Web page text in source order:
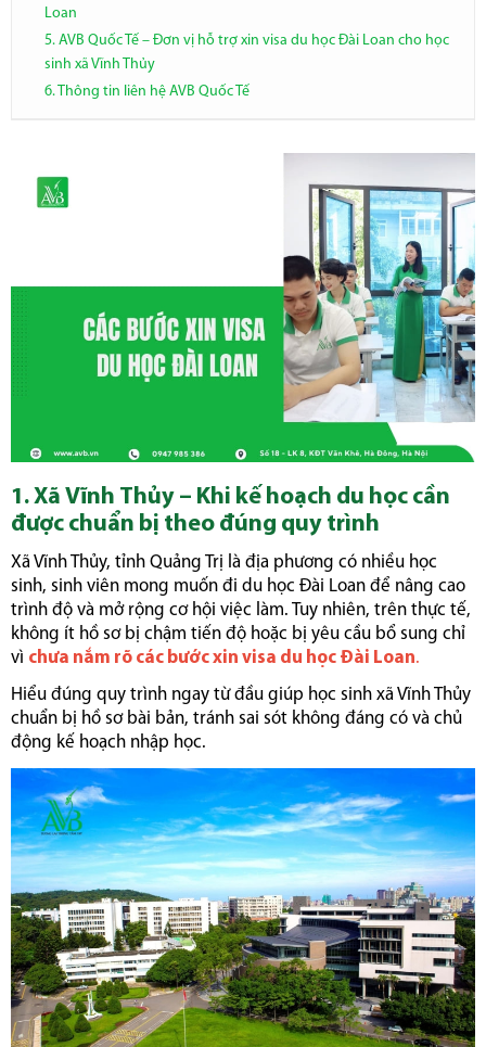
Loan
5. AVB Quốc Tế – Đơn vị hỗ trợ xin visa du học Đài Loan cho học
sinh xã Vĩnh Thủy
6. Thông tin liên hệ AVB Quốc Tế
1. Xã Vĩnh Thủy – Khi kế hoạch du học cần
được chuẩn bị theo đúng quy trình
Xã Vĩnh Thủy, tỉnh Quảng Trị là địa phương có nhiều học
sinh, sinh viên mong muốn đi du học Đài Loan để nâng cao
trình độ và mở rộng cơ hội việc làm. Tuy nhiên, trên thực tế,
không ít hồ sơ bị chậm tiến độ hoặc bị yêu cầu bổ sung chỉ
vì chưa nắm rõ các bước xin visa du học Đài Loan.
Hiểu đúng quy trình ngay từ đầu giúp học sinh xã Vĩnh Thủy
chuẩn bị hồ sơ bài bản, tránh sai sót không đáng có và chủ
động kế hoạch nhập học.